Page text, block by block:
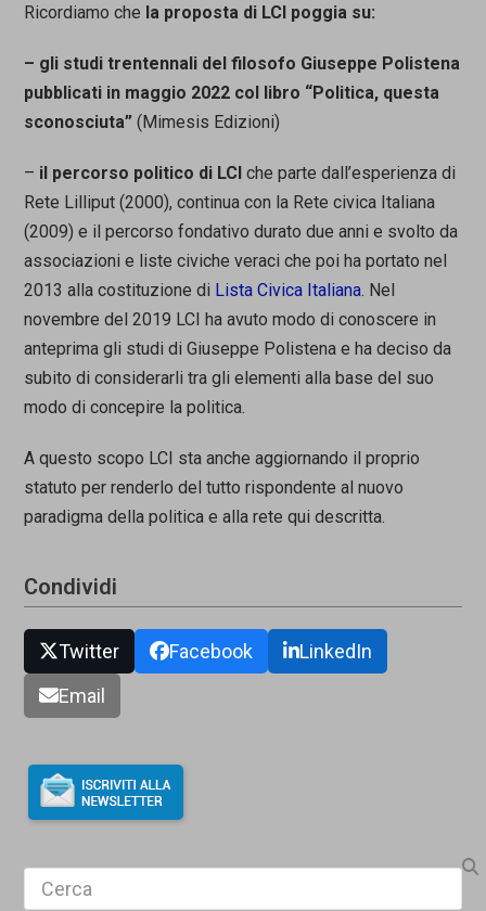
Ricordiamo che la proposta di LCI poggia su:
– gli studi trentennali del filosofo Giuseppe Polistena
pubblicati in maggio 2022 col libro “Politica, questa
sconosciuta” (Mimesis Edizioni)
– il percorso politico di LCI che parte dall’esperienza di
Rete Lilliput (2000), continua con la Rete civica Italiana
(2009) e il percorso fondativo durato due anni e svolto da
associazioni e liste civiche veraci che poi ha portato nel
2013 alla costituzione di Lista Civica Italiana. Nel
novembre del 2019 LCI ha avuto modo di conoscere in
anteprima gli studi di Giuseppe Polistena e ha deciso da
subito di considerarli tra gli elementi alla base del suo
modo di concepire la politica.
A questo scopo LCI sta anche aggiornando il proprio
statuto per renderlo del tutto rispondente al nuovo
paradigma della politica e alla rete qui descritta.
Condividi
Twitter Facebook
LinkedIn
Email
Search